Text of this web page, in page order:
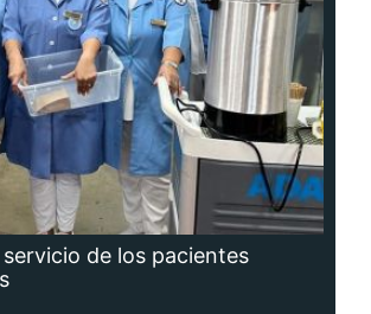
de los pacientes